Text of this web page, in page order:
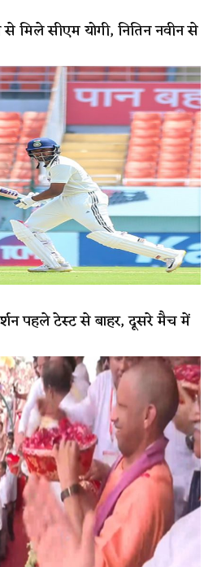
मिले सीएम योगी, नितिन नवीन से
पहले टेस्ट से बाहर, दूसरे मैच में